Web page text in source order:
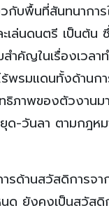
บพื้นที่สันทนากา
ะเล่นดนตรี เป็น
ำคัญในเรื่องเว
พรมแดนทั้งด้านก
ภาพของตัวงาน
-วันลา ตามกฎหม
รด้านสวัสดิการ
ด ยังคงเป็นสวัส